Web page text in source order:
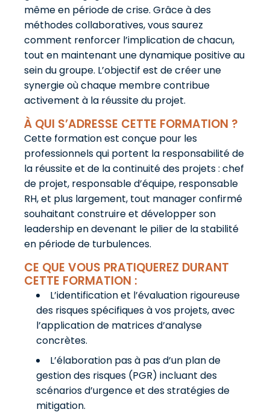
même en période de crise. Grâce à des
méthodes collaboratives, vous saurez
comment renforcer l’implication de chacun,
tout en maintenant une dynamique positive au
sein du groupe. L’objectif est de créer une
synergie où chaque membre contribue
activement à la réussite du projet.
À QUI S’ADRESSE CETTE FORMATION ?
Cette formation est conçue pour les
professionnels qui portent la responsabilité de
la réussite et de la continuité des projets : chef
de projet, responsable d’équipe, responsable
RH, et plus largement, tout manager confirmé
souhaitant construire et développer son
leadership en devenant le pilier de la stabilité
en période de turbulences.
CE QUE VOUS PRATIQUEREZ DURANT
CETTE FORMATION :
L’identification et l’évaluation rigoureuse
des risques spécifiques à vos projets, avec
l’application de matrices d’analyse
concrètes.
L’élaboration pas à pas d’un plan de
gestion des risques (PGR) incluant des
scénarios d’urgence et des stratégies de
mitigation.